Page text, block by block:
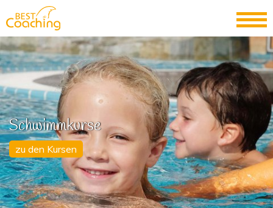
Schwimmkurse
zu den Kursen